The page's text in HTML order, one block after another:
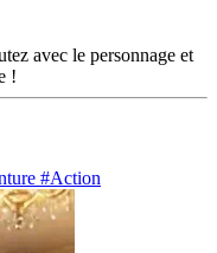
avec le personnage et
!
#Action